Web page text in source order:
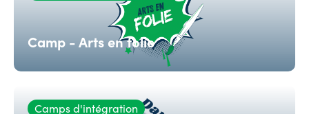
Camp - Arts en folie
Camps d'intégration